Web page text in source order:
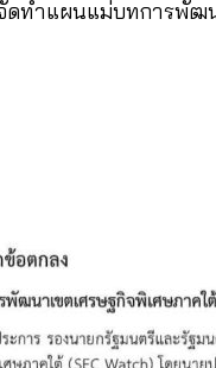
ทำแผนแม่บทการพัฒ